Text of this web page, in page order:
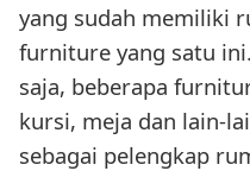
yang sudah memiliki
furniture yang satu
saja, beberapa
kursi, meja dan lain-
sebagai pelengkap